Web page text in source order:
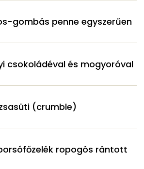
gombás penne egyszerűen
csokoládéval és mogyoróval
(crumble)
ropogós rántott